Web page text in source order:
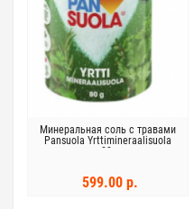
Минеральная соль с травами
Pansuola Yrttimineraalisuola
80г
599.00 р.